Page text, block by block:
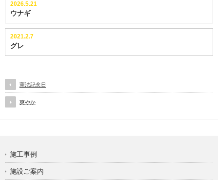
2026.5.21
ウナギ
2021.2.7
グレ
憲法記念日
爽やか
施工事例
施設ご案内